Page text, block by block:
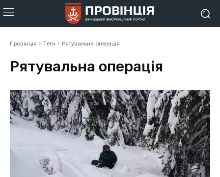
Провінція Теги Рятувальна операція
Рятувальна операція